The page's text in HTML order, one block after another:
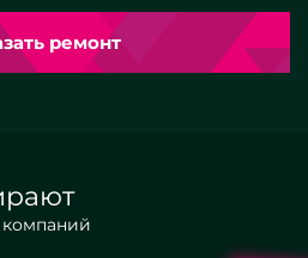
ремонт